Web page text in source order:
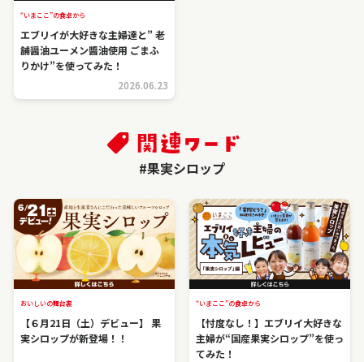
“いまここ”の食卓から
エブリイが大好きな主婦達と” 老
舗醤油ユーメン醬油使用 ごまふ
りかけ”を使ってみた！
2026.06.23
#果実シロップ
おいしいの舞台裏
【６月21日（土）デビュー】 果
実シロップが新登場！！
“いまここ”の食卓から
【忖度なし！】エブリイ大好きな
主婦が“国産果実シロップ”を使っ
てみた！